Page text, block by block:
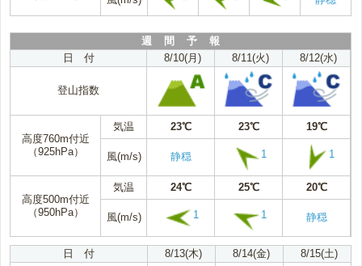
週 間 予 報
日 付
8/10(月) 8/11(火) 8/12(水)
登山指数
高度760m付近
（925hPa）
気温 23℃ 23℃ 19℃
風(m/s) 静穏 1 1
高度500m付近
（950hPa）
気温 24℃ 25℃ 20℃
風(m/s) 1 1 静穏
日 付 8/13(木) 8/14(金) 8/15(土)